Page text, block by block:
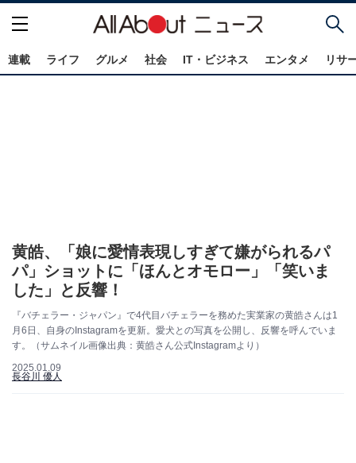
連載 ライフ グルメ 社会 IT・ビジネス エンタメ リサ
黄皓、「娘に愛情表現しすぎて嫌がられるパ
パ」ショットに「ほんとオモロー」「笑いま
した」と反響！
『バチェラー・ジャパン』で4代目バチェラーを務めた実業家の黄皓さんは1
月6日、自身のInstagramを更新。愛犬との写真を公開し、反響を呼んでいま
す。（サムネイル画像出典：黄皓さん公式Instagramより）
2025.01.09
長谷川 優人